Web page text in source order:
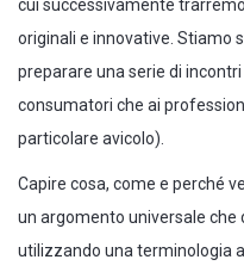
cui successivamente
originali e innovative. Stiamo
preparare una serie di
consumatori che ai
particolare avicolo).
Capire cosa, come e perché
un argomento universale
utilizzando una terminologia